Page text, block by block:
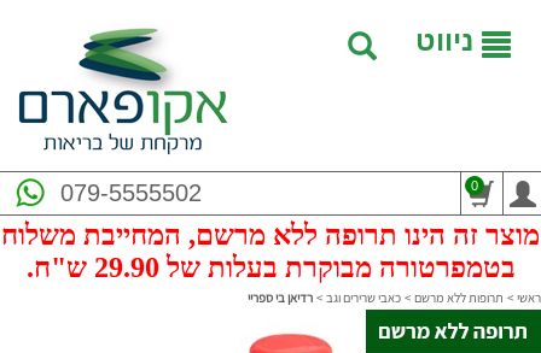
ניווט
079-5555502 0
מוצר זה הינו תרופה ללא מרשם, המחייבת משלוח
בטמפרטורה מבוקרת בעלות של 29.90 ש"ח.
ראשי > תרופות ללא מרשם > כאבי שרירים וגב > רדיאן בי ספריי